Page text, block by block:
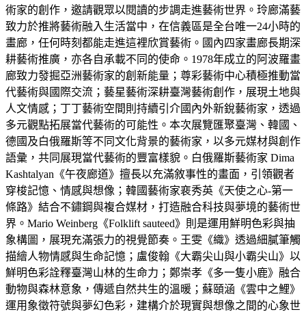
術家的創作，邀請觀眾以閱讀的步調走進藝術世界。玲廊滿藝
致力於推將藝術融入生活當中，在信義區是全台唯一24小時的
畫廊，任何時刻都能走進這裡欣賞藝術。國內四家畫廊長期深
耕藝術推廣，亦各自承載不同的使命。1978年成立的阿波羅畫
廊致力發掘亞洲藝術家的創新能量；尊彩藝術中心積極推動當
代藝術與國際交流；藝星藝術深耕臺灣藝術創作，展現土地與
人文情感；丁丁藝術空間則持續引介國內外新銳藝術家，透過
多元觀點拓展當代藝術的可能性。本次展覽匯聚臺灣、韓國、
德國及白俄羅斯等不同文化背景的藝術家，以多元媒材與創作
語彙，共同展現當代藝術的豐富樣貌。白俄羅斯藝術家 Dima
Kashtalyan《午夜廊道》擅長以充滿敘事性的畫面，引領觀者
穿梭記憶、情感與想像；韓國藝術家裵秀英《天使之心-第一
條路》結合不鏽鋼與複合媒材，打造融合科技與夢境的藝術世
界。Mario Weinberg《Folklift sauteed》則是運用鮮明色彩與抽
象構圖，展現充滿張力的視覺節奏。王雯《織》透過細膩筆觸
描繪人物情感與生命記憶；盧俊翰《大霸尖山與小霸尖山》以
鮮明色彩詮釋臺灣山林的生命力；鄭崇孝《多一隻小鹿》融合
動物與森林意象，傳遞自然共生的溫暖；蘇頤涵《雲中之鯉》
運用象徵符號與夢幻色彩，建構介於現實與想像之間的心象世